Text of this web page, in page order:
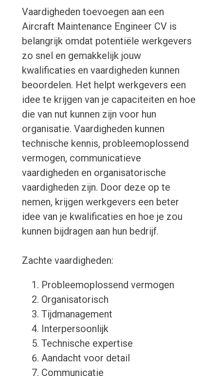
Vaardigheden toevoegen aan een
Aircraft Maintenance Engineer CV is
belangrijk omdat potentiële werkgevers
zo snel en gemakkelijk jouw
kwalificaties en vaardigheden kunnen
beoordelen. Het helpt werkgevers een
idee te krijgen van je capaciteiten en hoe
die van nut kunnen zijn voor hun
organisatie. Vaardigheden kunnen
technische kennis, probleemoplossend
vermogen, communicatieve
vaardigheden en organisatorische
vaardigheden zijn. Door deze op te
nemen, krijgen werkgevers een beter
idee van je kwalificaties en hoe je zou
kunnen bijdragen aan hun bedrijf.
Zachte vaardigheden:
Probleemoplossend vermogen
Organisatorisch
Tijdmanagement
Interpersoonlijk
Technische expertise
Aandacht voor detail
Communicatie